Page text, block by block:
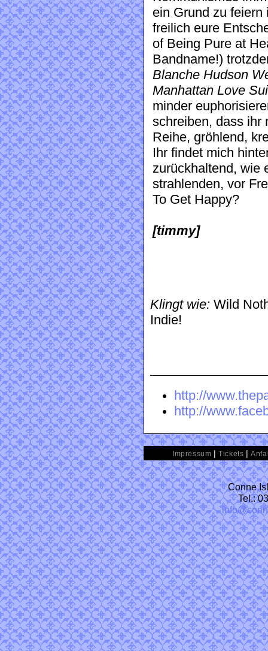
ein Grund zu
freilich eure
of Being Pure at
Bandname!)
Blanche Hudson
Manhattan Love
minder
schreiben, dass ihr
Reihe, gröhlend,
Ihr findet mich
zurückhaltend, wie
strahlenden, vor
To Get Happy?
[timmy]
Klingt wie: Wild
Indie!
http://
http://
Impressum |Tickets |
Conne
Tel.: